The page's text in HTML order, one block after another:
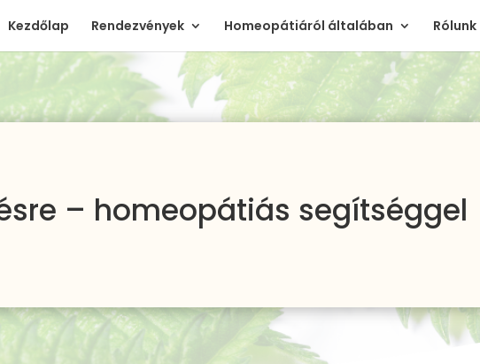
Kezdőlap Rendezvények Homeopátiáról általában Rólunk
– homeopátiás segítséggel